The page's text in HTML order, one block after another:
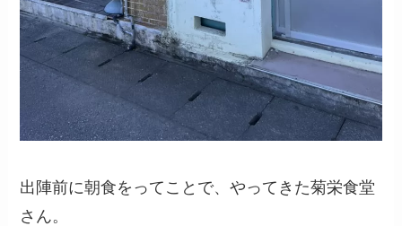
出陣前に朝食をってことで、やってきた菊栄食堂
さん。